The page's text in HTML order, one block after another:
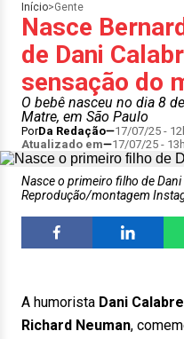
Início>Gente
Nasce
de Dani
sensação do
O bebê nasceu no dia 8
Matre, em São Paulo
PorDa Redação 17/07/25 -
Atualizado em
17/07/25 -
Nasce o primeiro filho de Dani
Reprodução/montagem
A humorista Dani
Richard Neuman,